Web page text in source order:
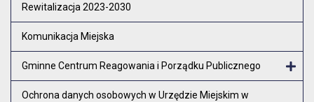
Rewitalizacja 2023-2030
Komunikacja Miejska
Gminne Centrum Reagowania i Porządku Publicznego
Ochrona danych osobowych w Urzędzie Miejskim w